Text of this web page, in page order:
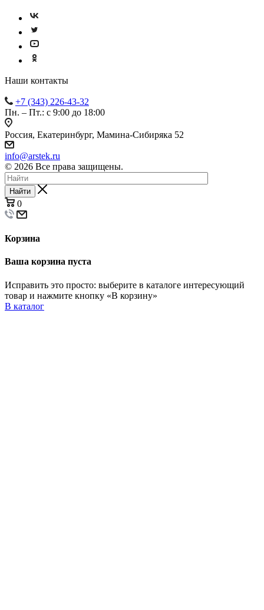
Наши контакты
+7 (343) 226-43-32
Пн. – Пт.: с 9:00 до 18:00
Россия, Екатеринбург, Мамина-Сибиряка 52
info@arstek.ru
© 2026 Все права защищены.
Найти
0
Корзина
Ваша корзина пуста
Исправить это просто: выберите в каталоге интересующий
товар и нажмите кнопку «В корзину»
В каталог